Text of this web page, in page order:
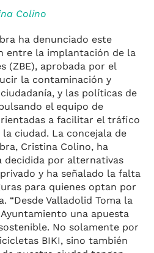
Colino
ha denunciado este
entre la implantación de la
(ZBE), aprobada por el
la contaminación y
y las políticas de
el equipo de
a facilitar el tráfico
ciudad. La concejala de
Cristina Colino, ha
decidida por alternativas
y ha señalado la falta
para quienes optan por
“Desde Valladolid Toma la
una apuesta
No solamente por
BIKI, sino también